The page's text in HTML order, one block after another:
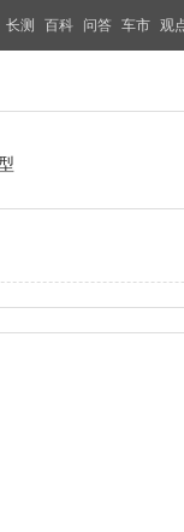
长测 百科 问答 车市 观